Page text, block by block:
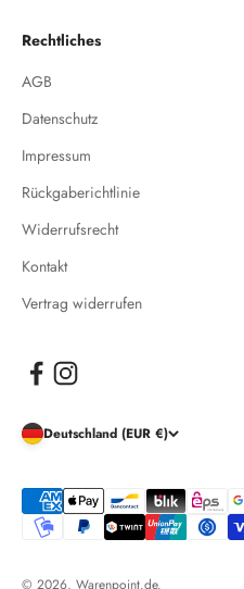
Rechtliches
AGB
Datenschutz
Impressum
Rückgaberichtlinie
Widerrufsrecht
Kontakt
Vertrag widerrufen
Deutschland (EUR €)
© 2026, Warenpoint.de.